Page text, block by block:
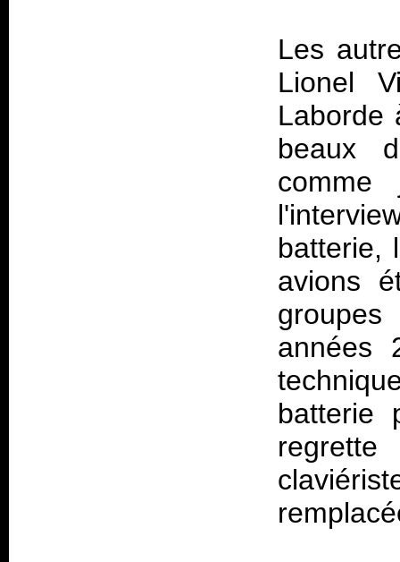
Les
Lionel
Laborde
beaux
batterie,
avions
années
batterie